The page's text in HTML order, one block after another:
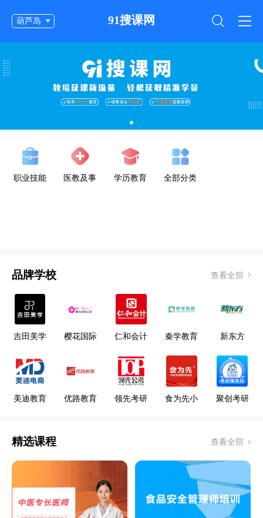
葫芦岛 91搜课网
职业技能
医教及事
学历教育 全部分类
品牌学校 查看全部
吉田美学
艺术学校
樱花国际
仁和会计
秦学教育 新东方
美迪教育 优路教育 领先考研
食为先小
聚创考研
精选课程 查看全部